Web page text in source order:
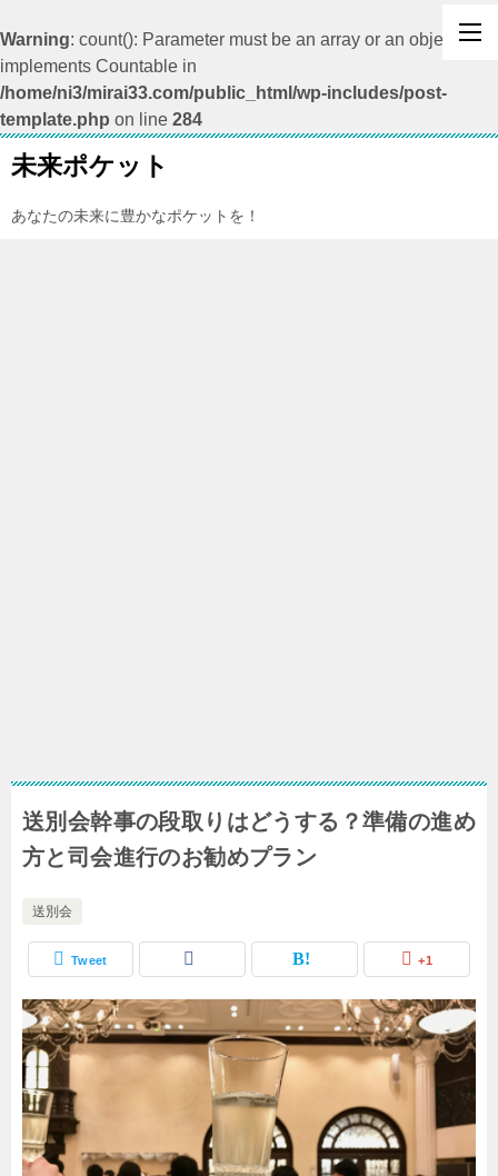
Warning: count(): Parameter must be an array or an object that
implements Countable in
/home/ni3/mirai33.com/public_html/wp-includes/post-
template.php on line 284
未来ポケット
あなたの未来に豊かなポケットを！
送別会幹事の段取りはどうする？準備の進め
方と司会進行のお勧めプラン
送別会
Tweet +1